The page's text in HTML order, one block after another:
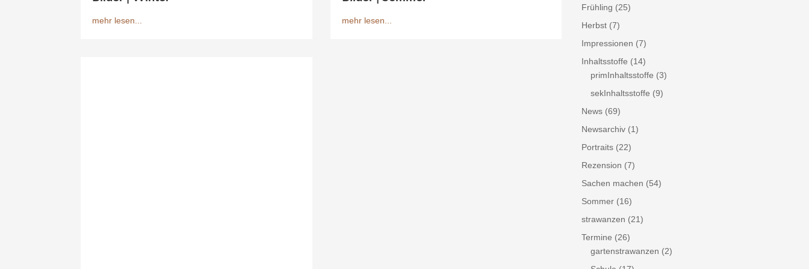
mehr lesen... mehr lesen...
Frühling (25)
Herbst(7)
Impressionen (7)
Inhaltsstoffe (14)
primInhaltsstoffe (3)
sekInhaltsstoffe (9)
News(69)
Newsarchiv(1)
Portraits(22)
Rezension (7)
Sachen machen (54)
Sommer(16)
strawanzen (21)
Termine (26)
gartenstrawanzen (2)